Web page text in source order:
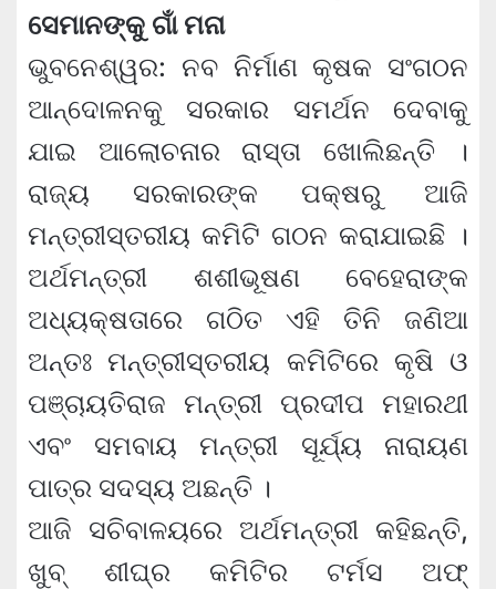
ସେମାନଙ୍କୁ ଗାଁ ମନା
ଭୁବନେଶ୍ୱର: ନବ ନିର୍ମାଣ କୃଷକ ସଂଗଠନ
ଆନ୍ଦୋଳନକୁ ସରକାର ସମର୍ଥନ ଦେବାକୁ
ଯାଇ ଆଲୋଚନାର ରାସ୍ତା ଖୋଲିଛନ୍ତି ।
ରାଜ୍ୟ ସରକାରଙ୍କ ପକ୍ଷରୁ ଆଜି
ମନ୍ତ୍ରୀସ୍ତରୀୟ କମିଟି ଗଠନ କରାଯାଇଛି ।
ଅର୍ଥମନ୍ତ୍ରୀ ଶଶୀଭୂଷଣ ବେହେରାଙ୍କ
ଅଧ୍ୟକ୍ଷତାରେ ଗଠିତ ଏହି ତିନି ଜଣିଆ
ଅନ୍ତଃ ମନ୍ତ୍ରୀସ୍ତରୀୟ କମିଟିରେ କୃଷି ଓ
ପଞ୍ଚାୟତିରାଜ ମନ୍ତ୍ରୀ ପ୍ରଦୀପ ମହାରଥୀ
ଏବଂ ସମବାୟ ମନ୍ତ୍ରୀ ସୂର୍ଯ୍ୟ ନାରାୟଣ
ପାତ୍ର ସଦସ୍ୟ ଅଛନ୍ତି ।
ଆଜି ସଚିବାଳୟରେ ଅର୍ଥମନ୍ତ୍ରୀ କହିଛନ୍ତି,
ଖୁବ୍‍ ଶୀଘ୍ର କମିଟିର ଟର୍ମସ ଅଫ୍‍